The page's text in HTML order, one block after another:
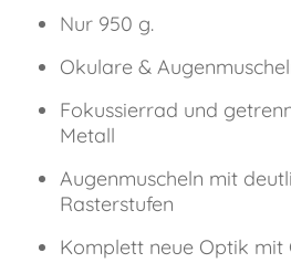
Nur 950 g.
Okulare &
Fokussierrad und
Metall
Augenmuscheln mit
Rasterstufen
Komplett neue Optik mit